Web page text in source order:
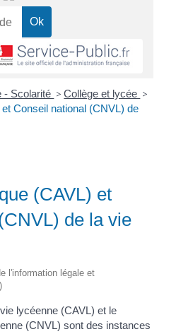
- Scolarité > Collège et lycée >
Conseil national (CNVL) de
(CAVL) et
de la vie
l'information légale et
lycéenne (CAVL) et le
(CNVL) sont des instances